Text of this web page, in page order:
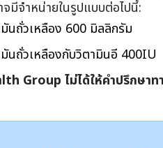
มีจำหน่ายในรูปแบบต่อไปนี้:
นถั่วเหลือง 600 มิลลิกรัม
นถั่วเหลืองกับวิตามินอี 400IU
Group ไม่ได้ให้คำปรึกษา